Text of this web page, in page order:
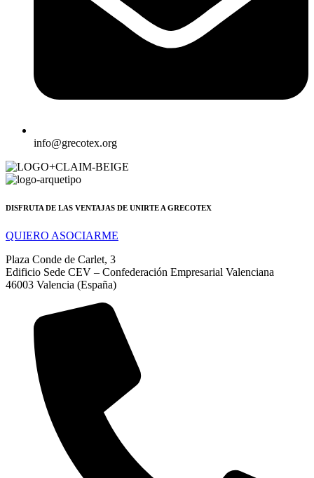
info@grecotex.org
DISFRUTA DE LAS VENTAJAS DE UNIRTE A GRECOTEX
QUIERO ASOCIARME
Plaza Conde de Carlet, 3
Edificio Sede CEV – Confederación Empresarial Valenciana
46003 Valencia (España)